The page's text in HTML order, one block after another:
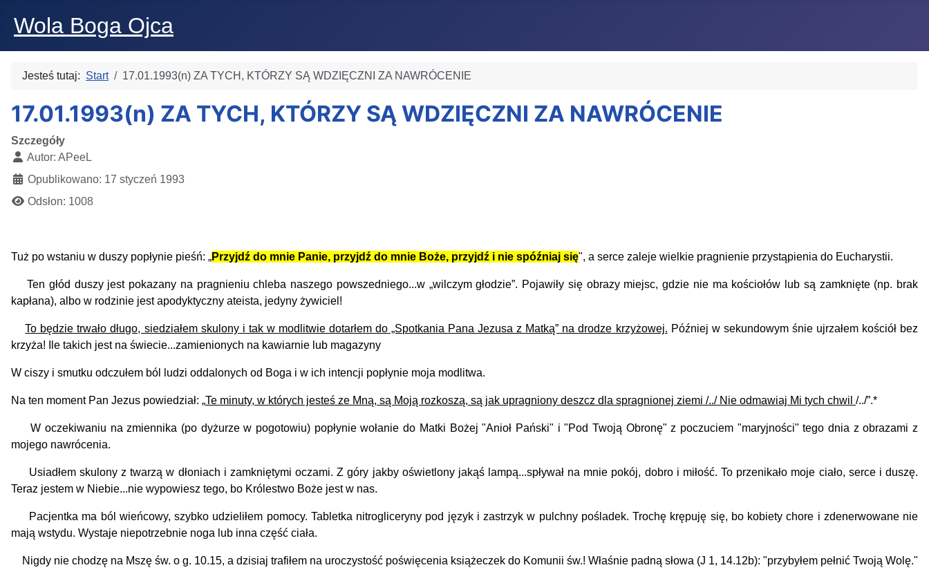
Wola Boga Ojca
Jesteś tutaj: Start 17.01.1993(n) ZA TYCH, KTÓRZY SĄ WDZIĘCZNI ZA NAWRÓCENIE
17.01.1993(n) ZA TYCH, KTÓRZY SĄ WDZIĘCZNI ZA NAWRÓCENIE
Szczegóły
Autor: APeeL
Opublikowano: 17 styczeń 1993
Odsłon: 1008
Tuż po wstaniu w duszy popłynie pieśń: „Przyjdź do mnie Panie, przyjdź do mnie Boże, przyjdź i nie spóźniaj się", a serce zaleje wielkie pragnienie przystąpienia do Eucharystii.
Ten głód duszy jest pokazany na pragnieniu chleba naszego powszedniego...w „wilczym głodzie”. Pojawiły się obrazy miejsc, gdzie nie ma kościołów lub są zamknięte (np. brak
kapłana), albo w rodzinie jest apodyktyczny ateista, jedyny żywiciel!
To będzie trwało długo, siedziałem skulony i tak w modlitwie dotarłem do „Spotkania Pana Jezusa z Matką” na drodze krzyżowej. Później w sekundowym śnie ujrzałem kościół bez
krzyża! Ile takich jest na świecie...zamienionych na kawiarnie lub magazyny
W ciszy i smutku odczułem ból ludzi oddalonych od Boga i w ich intencji popłynie moja modlitwa.
Na ten moment Pan Jezus powiedział: „Te minuty, w których jesteś ze Mną, są Moją rozkoszą, są jak upragniony deszcz dla spragnionej ziemi /../ Nie odmawiaj Mi tych chwil /../”.*
W oczekiwaniu na zmiennika (po dyżurze w pogotowiu) popłynie wołanie do Matki Bożej "Anioł Pański" i "Pod Twoją Obronę" z poczuciem "maryjności" tego dnia z obrazami z
mojego nawrócenia.
Usiadłem skulony z twarzą w dłoniach i zamkniętymi oczami. Z góry jakby oświetlony jakąś lampą...spływał na mnie pokój, dobro i miłość. To przenikało moje ciało, serce i duszę.
Teraz jestem w Niebie...nie wypowiesz tego, bo Królestwo Boże jest w nas.
Pacjentka ma ból wieńcowy, szybko udzieliłem pomocy. Tabletka nitrogliceryny pod język i zastrzyk w pulchny pośladek. Trochę krępuję się, bo kobiety chore i zdenerwowane nie
mają wstydu. Wystaje niepotrzebnie noga lub inna część ciała.
Nigdy nie chodzę na Mszę św. o g. 10.15, a dzisiaj trafiłem na uroczystość poświęcenia książeczek do Komunii św.! Właśnie padną słowa (J 1, 14.12b): "przybyłem pełnić Twoją Wolę."